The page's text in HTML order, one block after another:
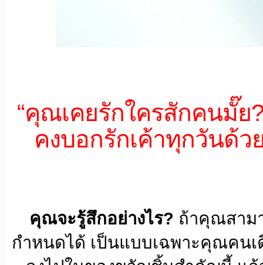
“คุณเคยรักใครสักคนมั๊
คงบอกรักเค้าทุกวันด้ว
คุณจะรู้สึกอย่างไร? ถ้าคุณสาม
กำหนดได้ เป็นแบบเฉพาะคุณคน